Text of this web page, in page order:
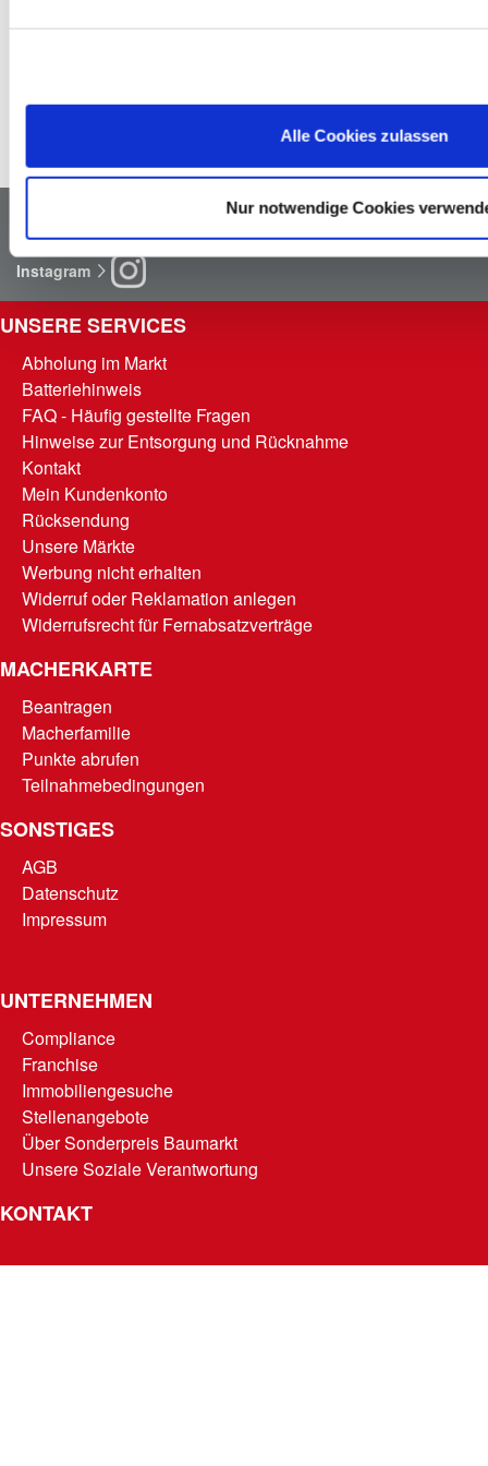
Alle Cookies zulassen
Nur notwendige Cookies
das ordnungsgemäße Recycling bzw. die entsprechende
Facebook
Instagram
UNSERE SERVICES
Abholung im Markt
Batteriehinweis
FAQ - Häufig gestellte Fragen
Hinweise zur Entsorgung und Rücknahme
Kontakt
Mein Kundenkonto
Rücksendung
Unsere Märkte
Werbung nicht erhalten
Widerruf oder Reklamation anlegen
Widerrufsrecht für Fernabsatzverträge
MACHERKARTE
Beantragen
Macherfamilie
Punkte abrufen
Teilnahmebedingungen
SONSTIGES
AGB
Datenschutz
Impressum
UNTERNEHMEN
Compliance
Franchise
Immobiliengesuche
Stellenangebote
Über Sonderpreis Baumarkt
Unsere Soziale Verantwortung
KONTAKT